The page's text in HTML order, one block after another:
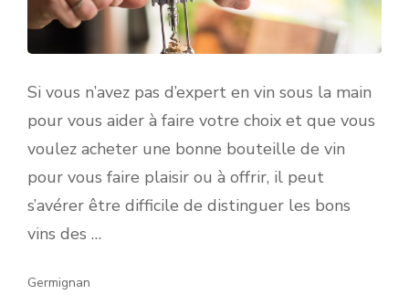
Si vous n’avez pas d’expert en vin sous la main
pour vous aider à faire votre choix et que vous
voulez acheter une bonne bouteille de vin
pour vous faire plaisir ou à offrir, il peut
s’avérer être difficile de distinguer les bons
vins des …
Germignan